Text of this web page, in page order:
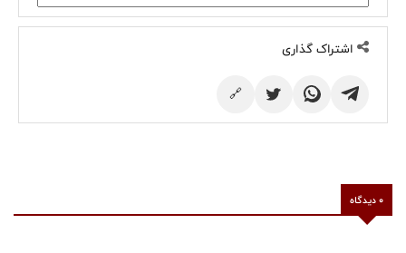
اشتراک گذاری
🔗
0 دیدگاه